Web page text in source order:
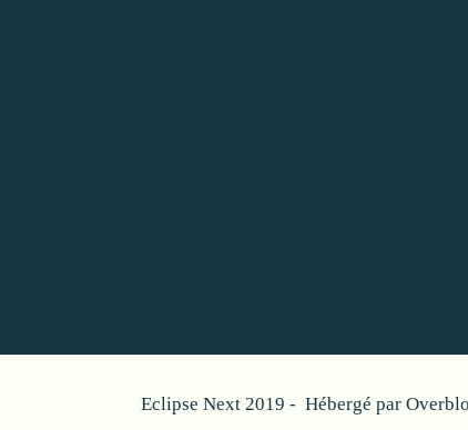
Eclipse Next 2019 - Hébergé par